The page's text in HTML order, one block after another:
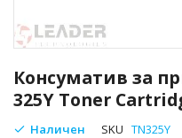
Консуматив за
325Y Toner
Наличен SKU TN325Y
към
началото
на
галерия